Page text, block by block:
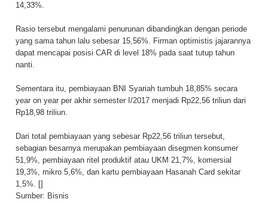
14,33%.
Rasio tersebut mengalami penurunan dibandingkan dengan periode
yang sama tahun lalu sebesar 15,56%. Firman optimistis jajarannya
dapat mencapai posisi CAR di level 18% pada saat tutup tahun
nanti.
Sementara itu, pembiayaan BNI Syariah tumbuh 18,85% secara
year on year per akhir semester I/2017 menjadi Rp22,56 triliun dari
Rp18,98 triliun.
Dari total pembiayaan yang sebesar Rp22,56 triliun tersebut,
sebagian besarnya merupakan pembiayaan disegmen konsumer
51,9%, pembiayaan ritel produktif atau UKM 21,7%, komersial
19,3%, mikro 5,6%, dan kartu pembiayaan Hasanah Card sekitar
1,5%. []
Sumber: Bisnis